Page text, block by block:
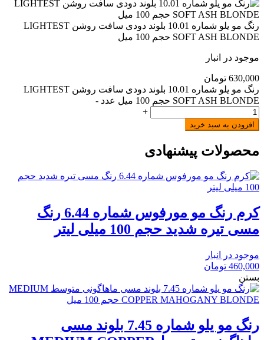
رنگ مو یلو شماره 10.01 بلوند دودی سافت روشن LIGHTEST
SOFT ASH BLONDE حجم 100 میل
موجود در انبار
630,000 تومان
رنگ مو یلو شماره 10.01 بلوند دودی سافت روشن LIGHTEST
SOFT ASH BLONDE حجم 100 میل عدد
-
+
افزودن به سبد خرید
محصولات پیشنهادی
کرم رنگ مو مورفوس شماره 6.44 رنگ
مسی تیره شدید حجم 100 میلی لیتر
موجود در انبار
460,000 تومان
بستن
رنگ مو یلو شماره 7.45 بلوند مسی